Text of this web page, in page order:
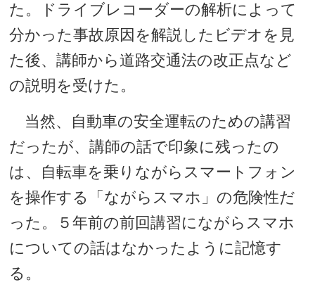
た。ドライブレコーダーの解析によって
分かった事故原因を解説したビデオを見
た後、講師から道路交通法の改正点など
の説明を受けた。
当然、自動車の安全運転のための講習
だったが、講師の話で印象に残ったの
は、自転車を乗りながらスマートフォン
を操作する「ながらスマホ」の危険性だ
った。５年前の前回講習にながらスマホ
についての話はなかったように記憶す
る。